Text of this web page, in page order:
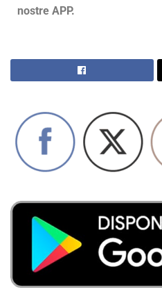
nostre APP.